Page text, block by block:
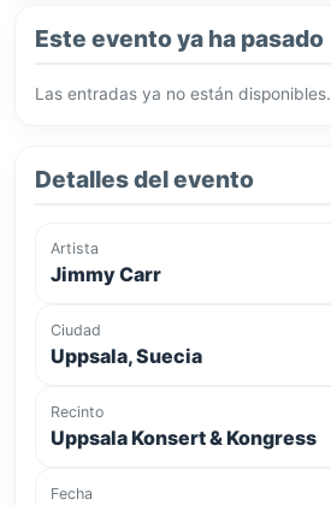
Este evento ya ha pasado
Las entradas ya no están disponibles.
Detalles del evento
Artista
Jimmy Carr
Ciudad
Uppsala, Suecia
Recinto
Uppsala Konsert & Kongress
Fecha